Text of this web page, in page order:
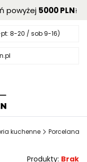
powyżej 5000 PLN!
8-20 / sob 9-16)
kuchenne Porcelana
Produkty: Brak